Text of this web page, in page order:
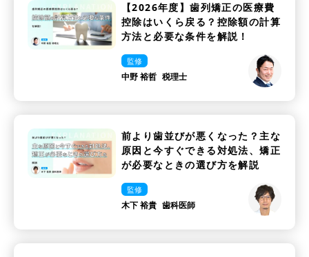
【2026年度】歯列矯正の医療費
控除はいくら戻る？控除額の計算
方法と必要な条件を解説！
監修
中野 裕哲 税理士
前より歯並びが悪くなった？主な
原因と今すぐできる対処法、矯正
が必要なときの選び方を解説
監修
木下 裕貴 歯科医師